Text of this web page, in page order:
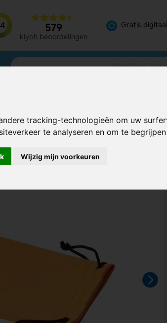
tracking-technologieën om uw
te analyseren en om te
Wijzig mijn voorkeuren
579
kiyoh beoordelingen
Gratis
een zonnebril
een zonnebril